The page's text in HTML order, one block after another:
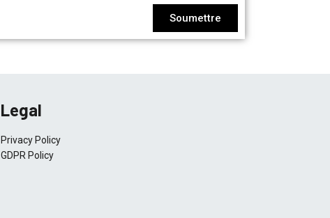
Soumettre
Legal
Privacy Policy
GDPR Policy